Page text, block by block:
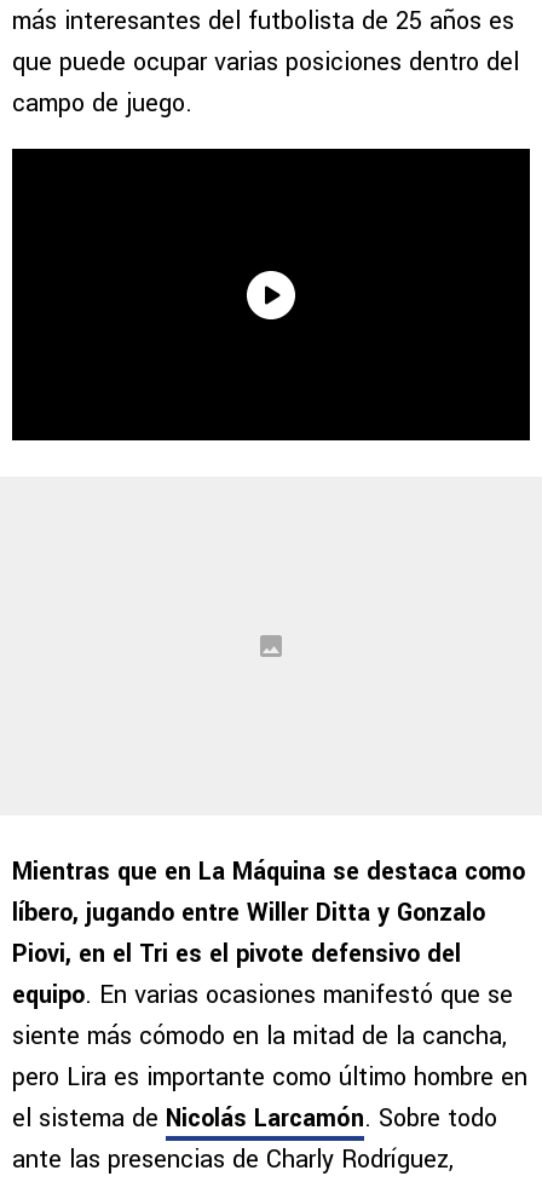
más interesantes del futbolista de 25 años es
que puede ocupar varias posiciones dentro del
campo de juego.
Mientras que en La Máquina se destaca como
líbero, jugando entre Willer Ditta y Gonzalo
Piovi, en el Tri es el pivote defensivo del
equipo. En varias ocasiones manifestó que se
siente más cómodo en la mitad de la cancha,
pero Lira es importante como último hombre en
el sistema de Nicolás Larcamón. Sobre todo
ante las presencias de Charly Rodríguez,